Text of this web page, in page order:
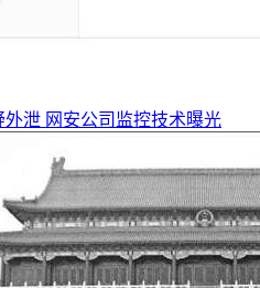
泄 网安公司监控技术曝光